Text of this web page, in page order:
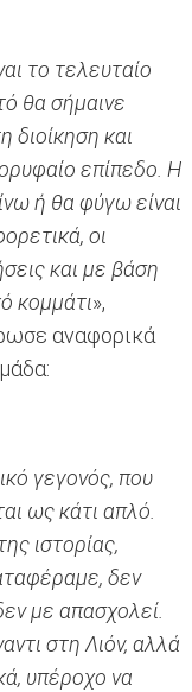
το τελευταίο
θα σήμαινε
διοίκηση και
επίπεδο. Η
ή θα φύγω είναι
οι
και με βάση
κομμάτι»,
αναφορικά
γεγονός, που
ως κάτι απλό.
ιστορίας,
δεν
με απασχολεί.
στη Λιόν, αλλά
υπέροχο να